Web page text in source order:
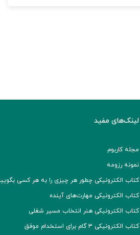
لینک‌های مفید
مجله کاربوم
نمونه رزومه
کتاب الکترونیکی چطور هر چیزی را به هر کسی
کتاب الکترونیکی مهارت‌های آینده
کتاب الکترونیکی هنر انتخاب مسیر شغلی
کتاب الکترونیکی ۳ گام برای استخدام موفق